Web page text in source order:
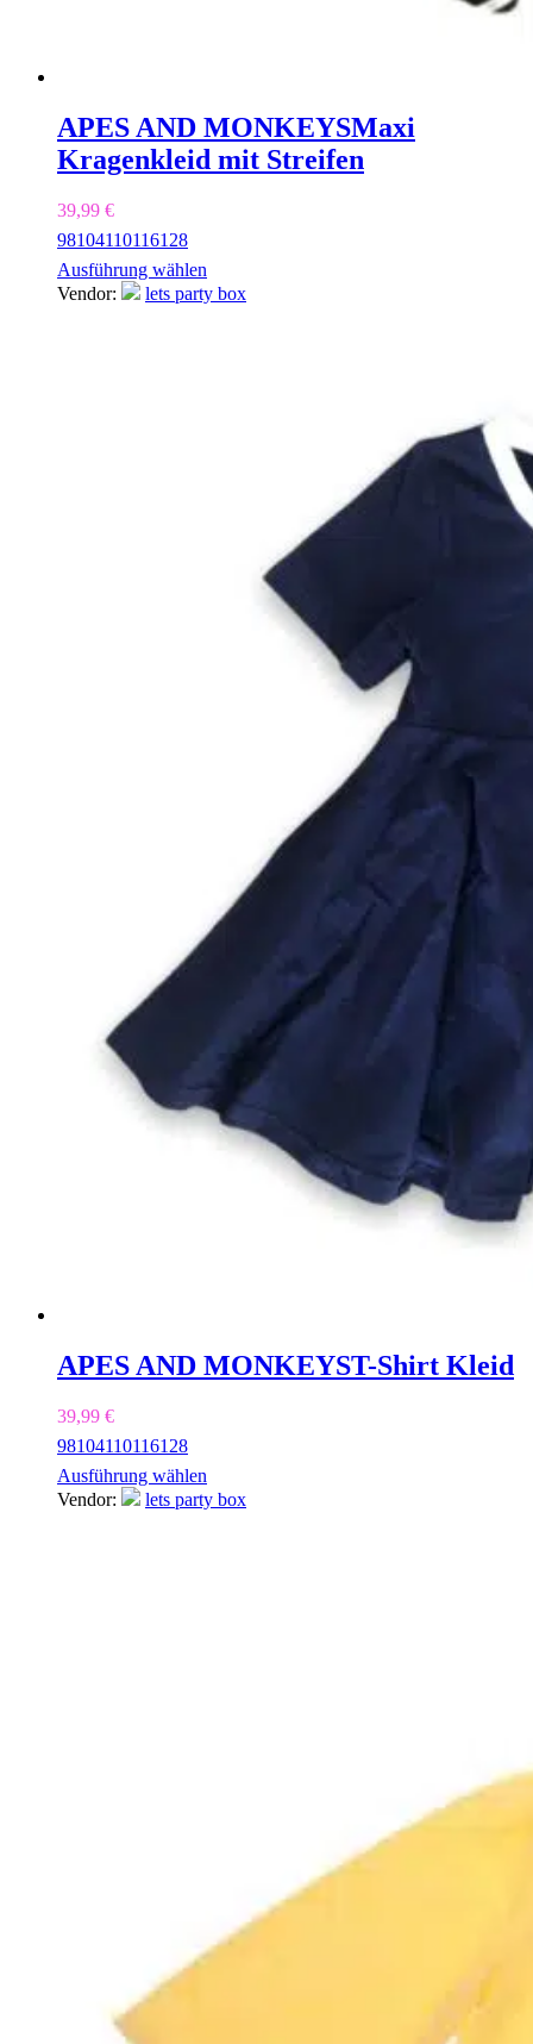
APES AND MONKEYSMaxi
Kragenkleid mit Streifen
39,99 €
98104110116128
Ausführung wählen
Vendor:
lets party box
APES AND MONKEYST-Shirt Kleid
39,99 €
98104110116128
Ausführung wählen
Vendor:
lets party box